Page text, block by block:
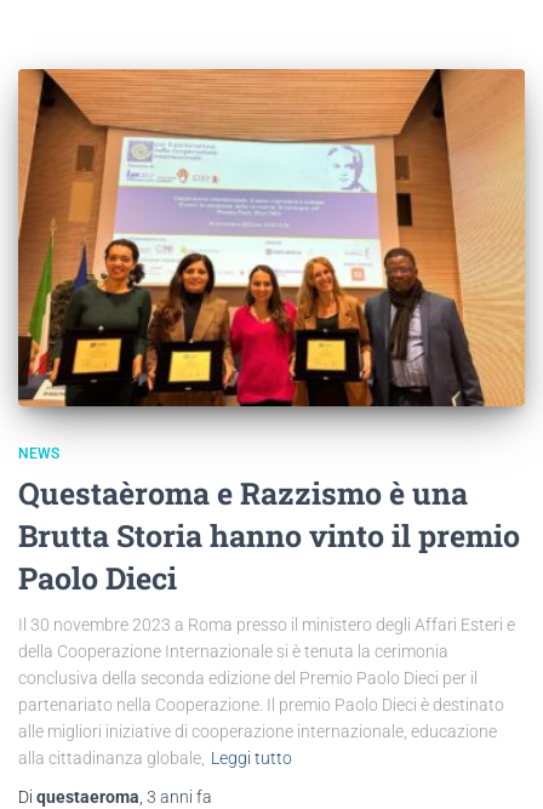
NEWS
Questaèroma e Razzismo è una
Brutta Storia hanno vinto il premio
Paolo Dieci
Il 30 novembre 2023 a Roma presso il ministero degli Affari Esteri e
della Cooperazione Internazionale si è tenuta la cerimonia
conclusiva della seconda edizione del Premio Paolo Dieci per il
partenariato nella Cooperazione. Il premio Paolo Dieci è destinato
alle migliori iniziative di cooperazione internazionale, educazione
alla cittadinanza globale, Leggi tutto
Di questaeroma, 3 anni fa